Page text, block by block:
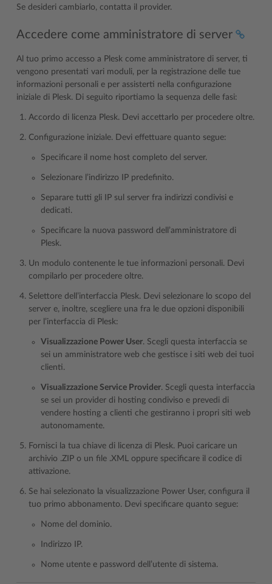
Se desideri cambiarlo, contatta il provider.
Accedere come amministratore di server
Al tuo primo accesso a Plesk come amministratore di server, ti
vengono presentati vari moduli, per la registrazione delle tue
informazioni personali e per assisterti nella configurazione
iniziale di Plesk. Di seguito riportiamo la sequenza delle fasi:
Accordo di licenza Plesk. Devi accettarlo per procedere oltre.
Configurazione iniziale. Devi effettuare quanto segue:
Specificare il nome host completo del server.
Selezionare l’indirizzo IP predefinito.
Separare tutti gli IP sul server fra indirizzi condivisi e
dedicati.
Specificare la nuova password dell’amministratore di
Plesk.
Un modulo contenente le tue informazioni personali. Devi
compilarlo per procedere oltre.
Selettore dell’interfaccia Plesk. Devi selezionare lo scopo del
server e, inoltre, scegliere una fra le due opzioni disponibili
per l’interfaccia di Plesk:
Visualizzazione Power User. Scegli questa interfaccia se
sei un amministratore web che gestisce i siti web dei tuoi
clienti.
Visualizzazione Service Provider. Scegli questa interfaccia
se sei un provider di hosting condiviso e prevedi di
vendere hosting a clienti che gestiranno i propri siti web
autonomamente.
Fornisci la tua chiave di licenza di Plesk. Puoi caricare un
archivio .ZIP o un file .XML oppure specificare il codice di
attivazione.
Se hai selezionato la visualizzazione Power User, configura il
tuo primo abbonamento. Devi specificare quanto segue:
Nome del dominio.
Indirizzo IP.
Nome utente e password dell’utente di sistema.